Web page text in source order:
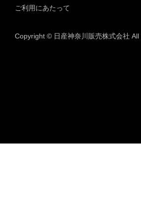
ご利用にあたって
Copyright © 日産神奈川販売株式会社 All